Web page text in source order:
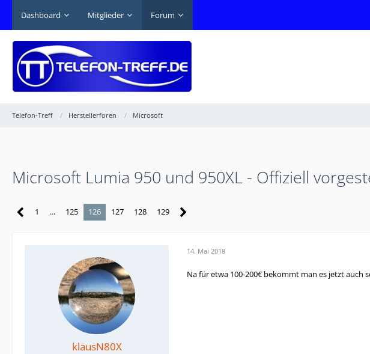
Dashboard Mitglieder Forum
Telefon-Treff Herstellerforen Microsoft
Microsoft Lumia 950 und 950XL - Offiziell
1 … 125 126 127 128 129
klausN80X
14. Mai 2018
Na für etwa 100-200€ bekommt man es jetzt